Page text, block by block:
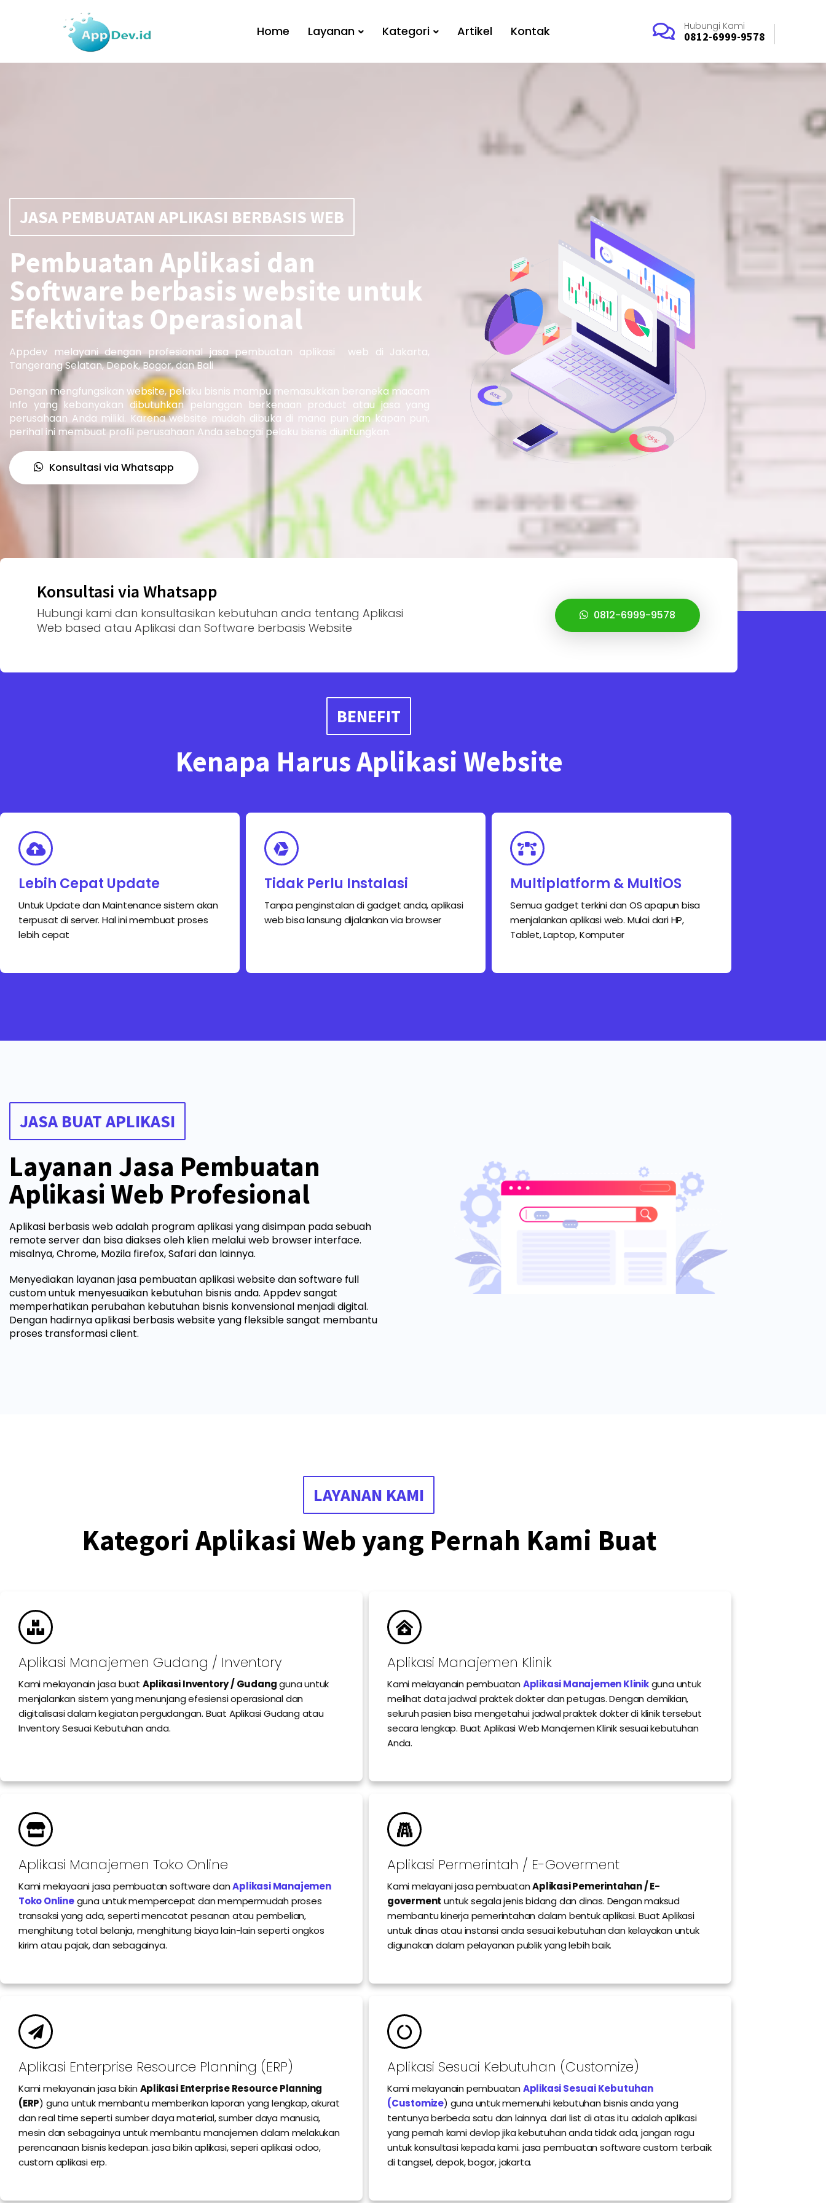
Home Layanan Kategori Artikel Kontak Hubungi Kami
0812-6999-9578
JASA PEMBUATAN APLIKASI BERBASIS WEB
Pembuatan Aplikasi dan
Software berbasis website untuk
Efektivitas Operasional
Appdev melayani dengan profesional jasa pembuatan aplikasi web di Jakarta,
Tangerang Selatan, Depok, Bogor, dan Bali
Dengan mengfungsikan website, pelaku bisnis mampu memasukkan beraneka macam
Info yang kebanyakan dibutuhkan pelanggan berkenaan product atau jasa yang
perusahaan Anda miliki. Karena website mudah dibuka di mana pun dan kapan pun,
perihal ini membuat profil perusahaan Anda sebagai pelaku bisnis diuntungkan.
Konsultasi via Whatsapp
Konsultasi via Whatsapp
Hubungi kami dan konsultasikan kebutuhan anda tentang Aplikasi
Web based atau Aplikasi dan Software berbasis Website
0812-6999-9578
BENEFIT
Kenapa Harus Aplikasi Website
Lebih Cepat Update
Untuk Update dan Maintenance sistem akan
terpusat di server. Hal ini membuat proses
lebih cepat
Tidak Perlu Instalasi
Tanpa penginstalan di gadget anda, aplikasi
web bisa lansung dijalankan via browser
Multiplatform & MultiOS
Semua gadget terkini dan OS apapun bisa
menjalankan aplikasi web. Mulai dari HP,
Tablet, Laptop, Komputer
JASA BUAT APLIKASI
Layanan Jasa Pembuatan
Aplikasi Web Profesional
Aplikasi berbasis web adalah program aplikasi yang disimpan pada sebuah
remote server dan bisa diakses oleh klien melalui web browser interface.
misalnya, Chrome, Mozila firefox, Safari dan lainnya.
Menyediakan layanan jasa pembuatan aplikasi website dan software full
custom untuk menyesuaikan kebutuhan bisnis anda. Appdev sangat
memperhatikan perubahan kebutuhan bisnis konvensional menjadi digital.
Dengan hadirnya aplikasi berbasis website yang fleksible sangat membantu
proses transformasi client.
LAYANAN KAMI
Kategori Aplikasi Web yang Pernah Kami Buat
Aplikasi Manajemen Gudang / Inventory
Kami melayanain jasa buat Aplikasi Inventory / Gudangguna untuk
menjalankan sistem yang menunjang efesiensi operasional dan
digitalisasi dalam kegiatan pergudangan. Buat Aplikasi Gudang atau
Inventory Sesuai Kebutuhan anda.
Aplikasi Manajemen Klinik
Kami melayanain pembuatan Aplikasi Manajemen Klinikguna untuk
melihat data jadwal praktek dokter dan petugas. Dengan demikian,
seluruh pasien bisa mengetahui jadwal praktek dokter di klinik tersebut
secara lengkap. Buat Aplikasi Web Manajemen Klinik sesuai kebutuhan
Anda.
Aplikasi Manajemen Toko Online
Kami melayaani jasa pembuatan software danAplikasi Manajemen
Toko Onlineguna untuk mempercepat dan mempermudah proses
transaksi yang ada, seperti mencatat pesanan atau pembelian,
menghitung total belanja, menghitung biaya lain-lain seperti ongkos
kirim atau pajak, dan sebagainya.
Aplikasi Permerintah / E-Goverment
Kami melayani jasa pembuatanAplikasi Pemerintahan / E-
goverment untuk segala jenis bidang dan dinas. Dengan maksud
membantu kinerja pemerintahan dalam bentuk aplikasi. Buat Aplikasi
untuk dinas atau instansi anda sesuai kebutuhan dan kelayakan untuk
digunakan dalam pelayanan publik yang lebih baik.
Aplikasi Enterprise Resource Planning (ERP)
Kami melayanain jasa bikin Aplikasi Enterprise Resource Planning
(ERP) guna untuk membantu memberikan laporan yang lengkap, akurat
dan real time seperti sumber daya material, sumber daya manusia,
mesin dan sebagainya untuk membantu manajemen dalam melakukan
perencanaan bisnis kedepan. jasa bikin aplikasi, seperi aplikasi odoo,
custom aplikasi erp.
Aplikasi Sesuai Kebutuhan (Customize)
Kami melayanain pembuatan Aplikasi Sesuai Kebutuhan
(Customize) guna untuk memenuhi kebutuhan bisnis anda yang
tentunya berbeda satu dan lainnya. dari list di atas itu adalah aplikasi
yang pernah kami devlop jika kebutuhan anda tidak ada, jangan ragu
untuk konsultasi kepada kami. jasa pembuatan software custom terbaik
di tangsel, depok, bogor, jakarta.